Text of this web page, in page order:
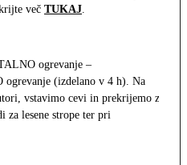
več TUKAJ.
ogrevanje –
(izdelano v 4 h). Na
vstavimo cevi in prekrijemo z
za lesene strope ter pri